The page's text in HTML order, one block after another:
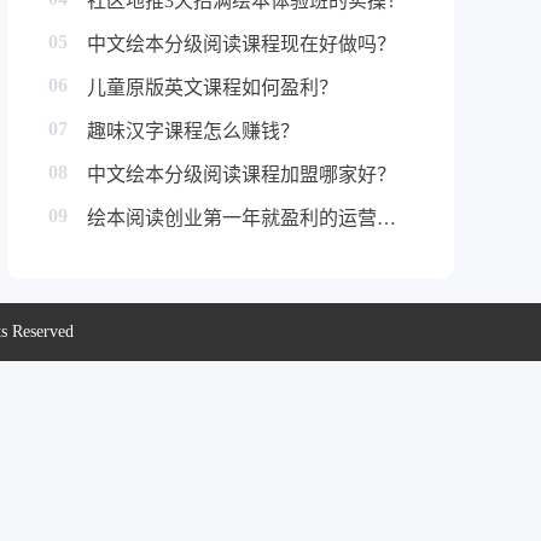
05
中文绘本分级阅读课程现在好做吗？
06
儿童原版英文课程如何盈利？
07
趣味汉字课程怎么赚钱？
08
中文绘本分级阅读课程加盟哪家好？
09
绘本阅读创业第一年就盈利的运营秘诀！